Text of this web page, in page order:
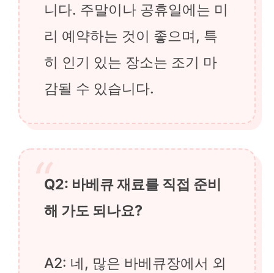
니다. 주말이나 공휴일에는 미
리 예약하는 것이 좋으며, 특
히 인기 있는 장소는 조기 마
감될 수 있습니다.
Q2: 바베큐 재료를 직접 준비
해 가도 되나요?
A2: 네, 많은 바베큐장에서 외